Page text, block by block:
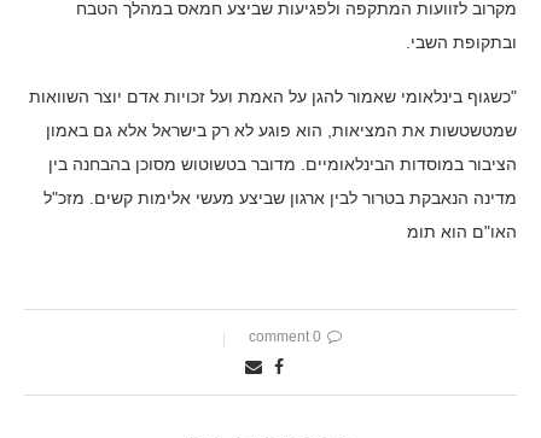
מקרוב לזוועות המתקפה ולפגיעות שביצע חמאס במהלך הטבח
ובתקופת השבי.
"כשגוף בינלאומי שאמור להגן על האמת ועל זכויות אדם יוצר השוואות
שמטשטשות את המציאות, הוא פוגע לא רק בישראל אלא גם באמון
הציבור במוסדות הבינלאומיים. מדובר בטשוטוש מסוכן בהבחנה בין
מדינה הנאבקת בטרור לבין ארגון שביצע מעשי אלימות קשים. מזכ"ל
האו"ם הוא תומ
0 comment